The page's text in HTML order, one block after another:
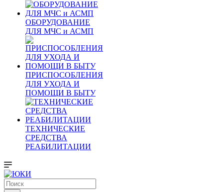
ОБОРУДОВАНИЕ
ДЛЯ МЧС и АСМП
ПРИСПОСОБЛЕНИЯ
ДЛЯ УХОДА И
ПОМОЩИ В БЫТУ
ТЕХНИЧЕСКИЕ
СРЕДСТВА
РЕАБИЛИТАЦИИ